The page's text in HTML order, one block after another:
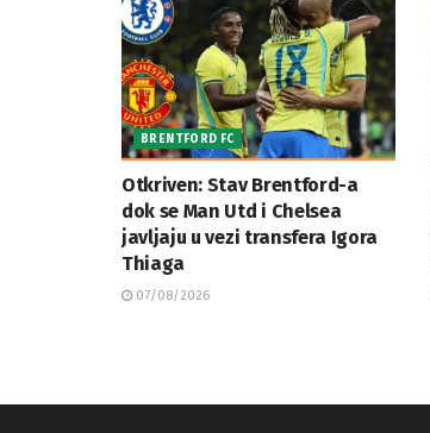
BRENTFORD FC
Otkriven: Stav Brentford-a
dok se Man Utd i Chelsea
javljaju u vezi transfera Igora
Thiaga
07/08/2026